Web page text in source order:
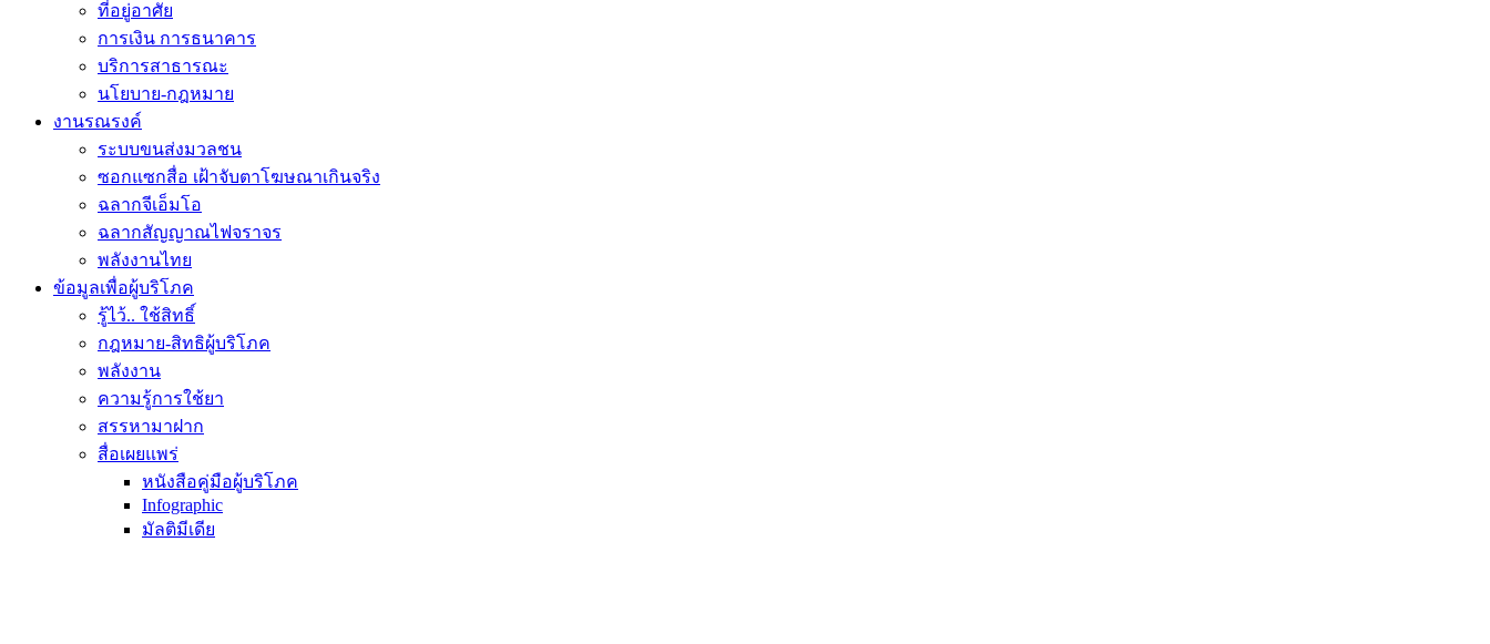
ที่อยู่อาศัย
การเงิน การธนาคาร
บริการสาธารณะ
นโยบาย-กฎหมาย
งานรณรงค์
ระบบขนส่งมวลชน
ซอกแซกสื่อ เฝ้าจับตาโฆษณาเกินจริง
ฉลากจีเอ็มโอ
ฉลากสัญญาณไฟจราจร
พลังงานไทย
ข้อมูลเพื่อผู้บริโภค
รู้ไว้.. ใช้สิทธิ์
กฎหมาย-สิทธิผู้บริโภค
พลังงาน
ความรู้การใช้ยา
สรรหามาฝาก
สื่อเผยแพร่
หนังสือคู่มือผู้บริโภค
Infographic
มัลติมีเดีย